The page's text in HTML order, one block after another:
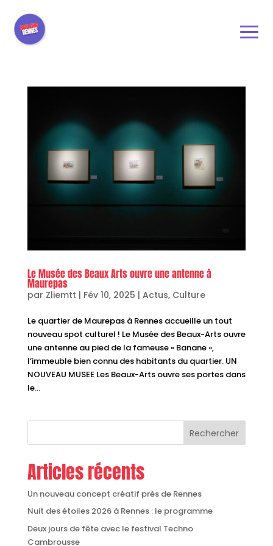
Le Musée des Beaux Arts ouvre une antenne à
Maurepas
par Zliemtt | Fév 10, 2025 | Actus, Culture
Le quartier de Maurepas à Rennes accueille un tout
nouveau spot culturel ! Le Musée des Beaux-Arts ouvre
une antenne au pied de la fameuse « Banane »,
l’immeuble bien connu des habitants du quartier. UN
NOUVEAU MUSEE Les Beaux-Arts ouvre ses portes dans
le...
Rechercher
Articles récents
Un nouveau concept créatif près de Rennes
Nuit des étoiles 2026 à Rennes : le programme
Deux jours de fête avec le festival Techno
Cambrousse